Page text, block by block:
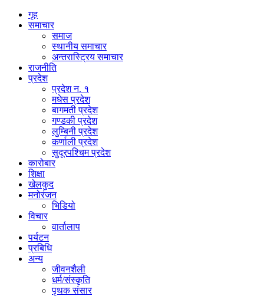
गृह
समाचार
समाज
स्थानीय समाचार
अन्तरास्ट्रिय समाचार
राजनीति
प्रदेश
प्रदेश न. १
मधेस प्रदेश
बागमती प्रदेश
गण्डकी प्रदेश
लुम्बिनी प्रदेश
कर्णाली प्रदेश
सुदूरपश्चिम प्रदेश
कारोबार
शिक्षा
खेलकुद
मनोरंजन
भिडियो
विचार
वार्तालाप
पर्यटन
प्रबिधि
अन्य
जीवनशैली
धर्म/संस्कृति
पृथक संसार